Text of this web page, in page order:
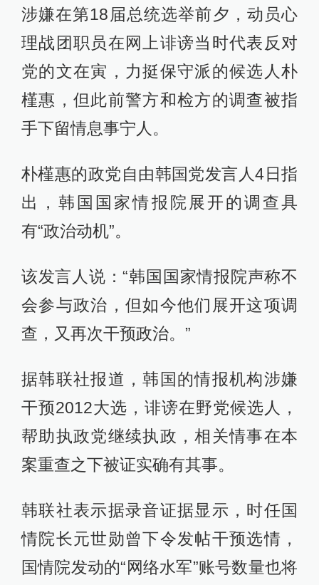
涉嫌在第18届总统选举前夕，动员心
理战团职员在网上诽谤当时代表反对
党的文在寅，力挺保守派的候选人朴
槿惠，但此前警方和检方的调查被指
手下留情息事宁人。
朴槿惠的政党自由韩国党发言人4日指
出，韩国国家情报院展开的调查具
有“政治动机”。
该发言人说：“韩国国家情报院声称不
会参与政治，但如今他们展开这项调
查，又再次干预政治。”
据韩联社报道，韩国的情报机构涉嫌
干预2012大选，诽谤在野党候选人，
帮助执政党继续执政，相关情事在本
案重查之下被证实确有其事。
韩联社表示据录音证据显示，时任国
情院长元世勋曾下令发帖干预选情，
国情院发动的“网络水军”账号数量也将